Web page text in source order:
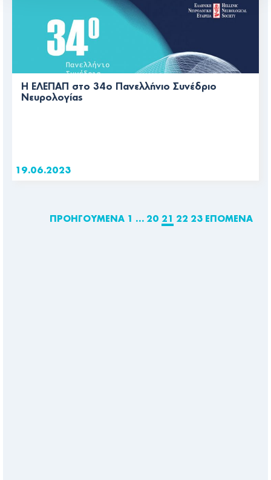
Η ΕΛΕΠΑΠ στο 34ο Πανελλήνιο Συνέδριο
Νευρολογίας
19.06.2023
ΠΡΟΗΓΟΎΜΕΝΑ 1 … 20 21 22 23 ΕΠΌΜΕΝΑ